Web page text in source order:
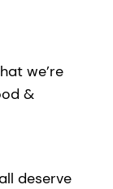
we’re
&
deserve